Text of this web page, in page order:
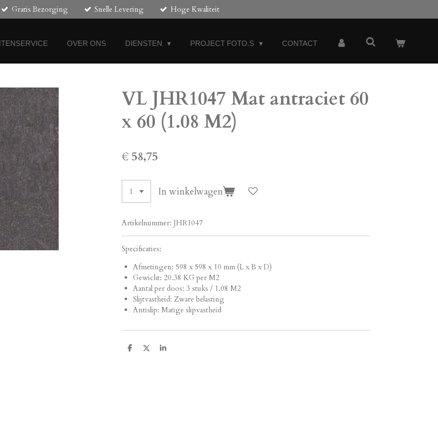
Gratis Bezorging Snelle Levering Hoge Kwaliteit
OVER ONS DIENSTEN PROJECT FOTO.S CONTACT
VL JHR1047 Mat antraciet 60
x 60 (1.08 M2)
€ 58,75
In winkelwagen
Artikelnummer: JHR1047
Specificaties:
Afmetingen: 598 x 598 x 10 mm (L x B x D)
Gewicht: 20.38 KG per M2
Aantal per doos: 3 stuks / 1.08 M2
Slijtvastheid: Zware belasting
Antislip: Matige slipvastheid
D
D
S